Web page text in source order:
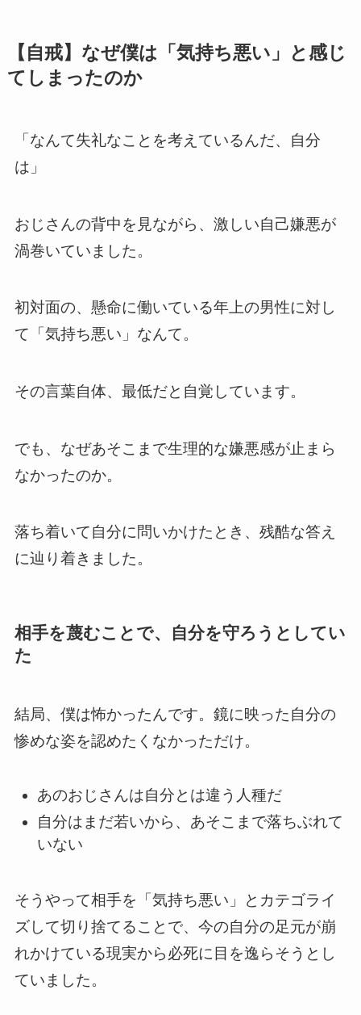
【自戒】なぜ僕は「気持ち悪い」と感じ
てしまったのか
「なんて失礼なことを考えているんだ、自分
は」
おじさんの背中を見ながら、激しい自己嫌悪が
渦巻いていました。
初対面の、懸命に働いている年上の男性に対し
て「気持ち悪い」なんて。
その言葉自体、最低だと自覚しています。
でも、なぜあそこまで生理的な嫌悪感が止まら
なかったのか。
落ち着いて自分に問いかけたとき、残酷な答え
に辿り着きました。
相手を蔑むことで、自分を守ろうとしてい
た
結局、僕は怖かったんです。鏡に映った自分の
惨めな姿を認めたくなかっただけ。
あのおじさんは自分とは違う人種だ
自分はまだ若いから、あそこまで落ちぶれて
いない
そうやって相手を「気持ち悪い」とカテゴライ
ズして切り捨てることで、今の自分の足元が崩
れかけている現実から必死に目を逸らそうとし
ていました。